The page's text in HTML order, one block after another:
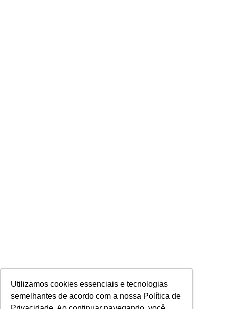
Utilizamos cookies essenciais e tecnologias
semelhantes de acordo com a nossa Política de